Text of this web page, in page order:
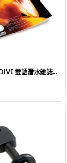
第113期 EZDIVE 雙語潛水雜誌（單期）